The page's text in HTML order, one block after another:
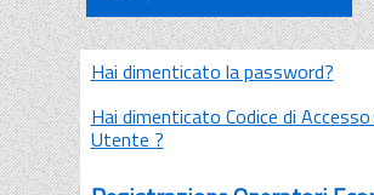
Hai dimenticato la password?
Hai dimenticato Codice di
Utente ?